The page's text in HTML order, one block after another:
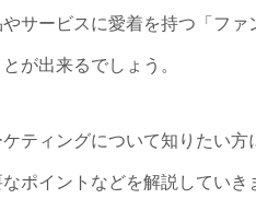
サービスに愛着を持つ「フ
が出来るでしょう。
ティングについて知りたい
ポイントなどを解説していき